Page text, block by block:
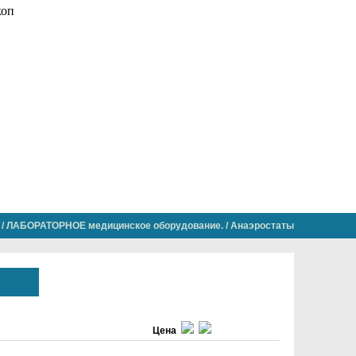
/ ЛАБОРАТОРНОЕ медицинское оборудование. / Анаэростаты
Цена